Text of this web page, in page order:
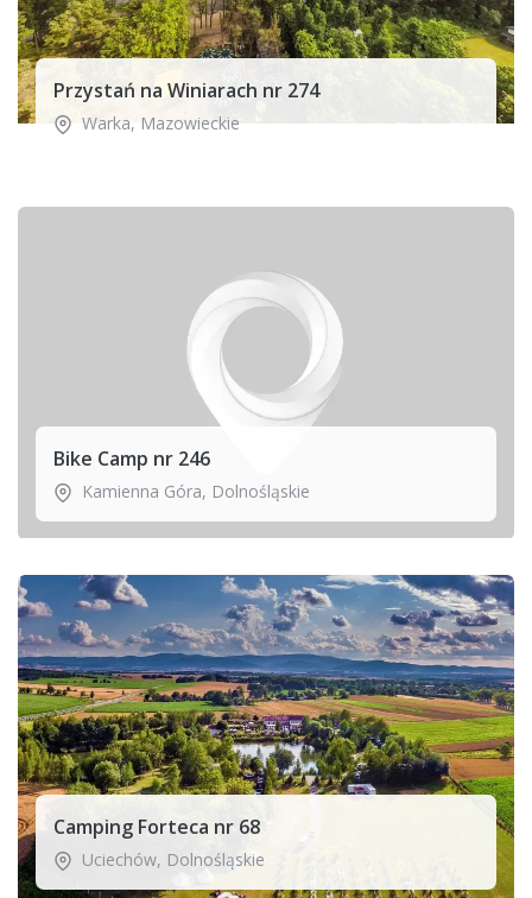
Przystań na Winiarach nr 274
Warka, Mazowieckie
Bike Camp nr 246
Kamienna Góra, Dolnośląskie
Camping Forteca nr 68
Uciechów, Dolnośląskie